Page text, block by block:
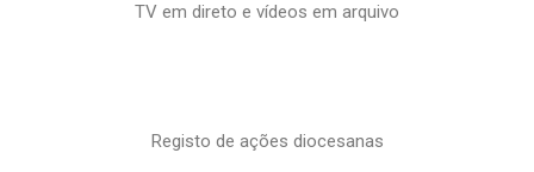
TV em direto e vídeos em arquivo
Registo de ações diocesanas